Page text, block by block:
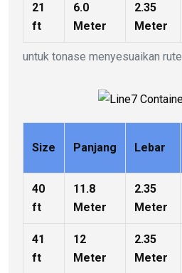
untuk tonase menyesuaikan rute
21
ft
6.0
Meter
2.35
Meter
Size Panjang Lebar
40
ft
11.8
Meter
2.35
Meter
41
ft
12
Meter
2.35
Meter